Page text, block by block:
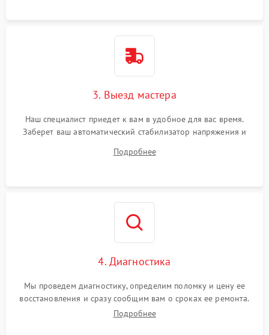
3. Выезд мастера
Наш специалист приедет к вам в удобное для вас время.
Заберет ваш автоматический стабилизатор напряжения и
Подробнее
4. Диагностика
Мы проведем диагностику, определим поломку и цену ее
восстановления и сразу сообщим вам о сроках ее ремонта.
Подробнее